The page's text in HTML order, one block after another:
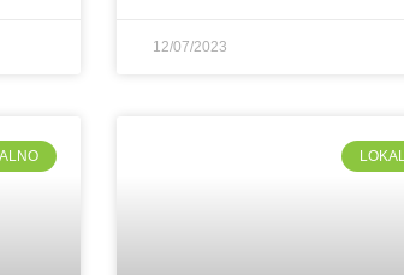
12/07/2023